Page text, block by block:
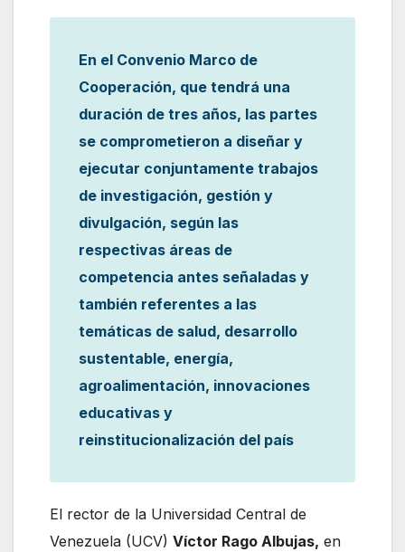
En el Convenio Marco de
Cooperación, que tendrá una
duración de tres años, las partes
se comprometieron a diseñar y
ejecutar conjuntamente trabajos
de investigación, gestión y
divulgación, según las
respectivas áreas de
competencia antes señaladas y
también referentes a las
temáticas de salud, desarrollo
sustentable, energía,
agroalimentación, innovaciones
educativas y
reinstitucionalización del país
El rector de la Universidad Central de
Venezuela (UCV) Víctor Rago Albujas, en